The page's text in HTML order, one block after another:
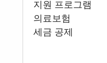
지원 프로그램
의료보험
세금 공제